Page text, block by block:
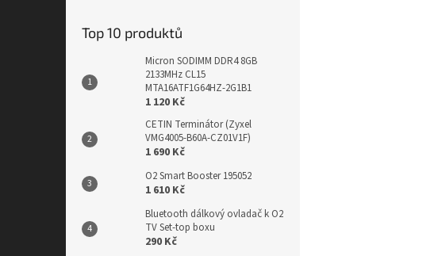
Top 10 produktů
Micron SODIMM DDR4 8GB
2133MHz CL15
MTA16ATF1G64HZ-2G1B1
1 120 Kč
CETIN Terminátor (Zyxel
VMG4005-B60A-CZ01V1F)
1 690 Kč
O2 Smart Booster 195052
1 610 Kč
Bluetooth dálkový ovladač k O2
TV Set-top boxu
290 Kč